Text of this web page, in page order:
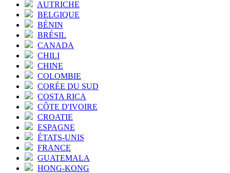
AUTRICHE
BELGIQUE
BÉNIN
BRÉSIL
CANADA
CHILI
CHINE
COLOMBIE
CORÉE DU SUD
COSTA RICA
CÔTE D'IVOIRE
CROATIE
ESPAGNE
ÉTATS-UNIS
FRANCE
GUATEMALA
HONG-KONG